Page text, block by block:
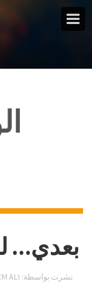
بعدي…
نشرت بواسطة: ALI